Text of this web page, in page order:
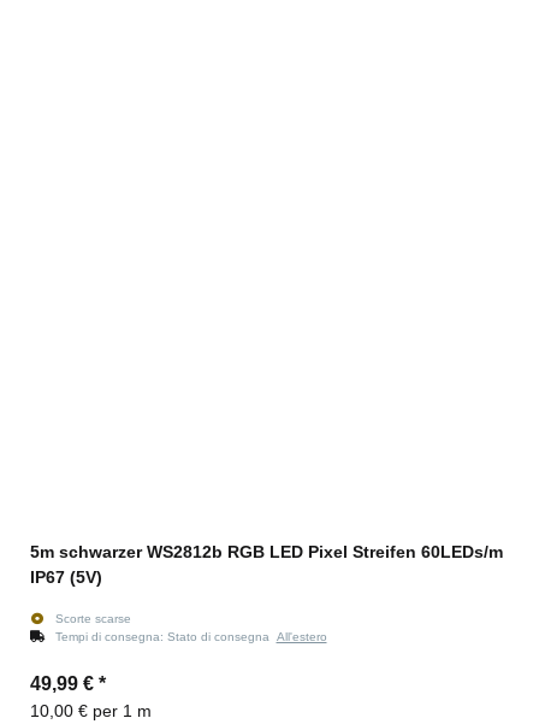
5m schwarzer WS2812b RGB LED Pixel Streifen 60LEDs/m
IP67 (5V)
Scorte scarse
Tempi di consegna: Stato di consegna All'estero
49,99 € *
10,00 € per 1 m